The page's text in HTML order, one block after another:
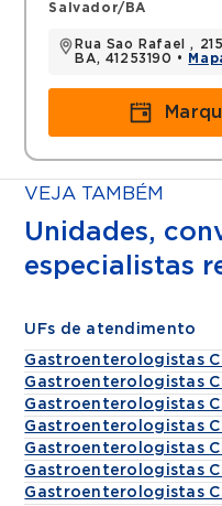
Salvador/BA
Rua Sao Rafael ,
BA, 41253190 •
VEJA TAMBÉM
Unidades,
especialistas
UFs de atendimento
Gastroenterologistas
Gastroenterologistas
Gastroenterologistas
Gastroenterologistas
Gastroenterologistas
Gastroenterologistas
Gastroenterologistas